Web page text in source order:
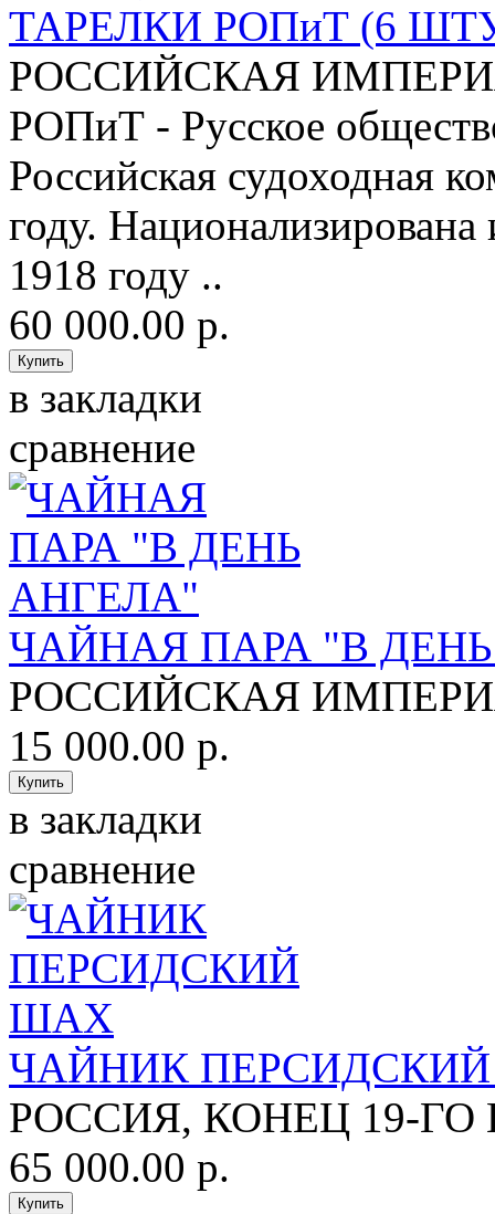
ТАРЕЛКИ РОПиТ (6
РОССИЙСКАЯ
РОПиТ - Русское
Российская судоходная
году. Национализирована
1918 году ..
60 000.00 р.
в закладки
сравнение
ЧАЙНАЯ ПАРА "В
РОССИЙСКАЯ
15 000.00 р.
в закладки
сравнение
ЧАЙНИК
РОССИЯ, КОНЕЦ 19-ГО
65 000.00 р.